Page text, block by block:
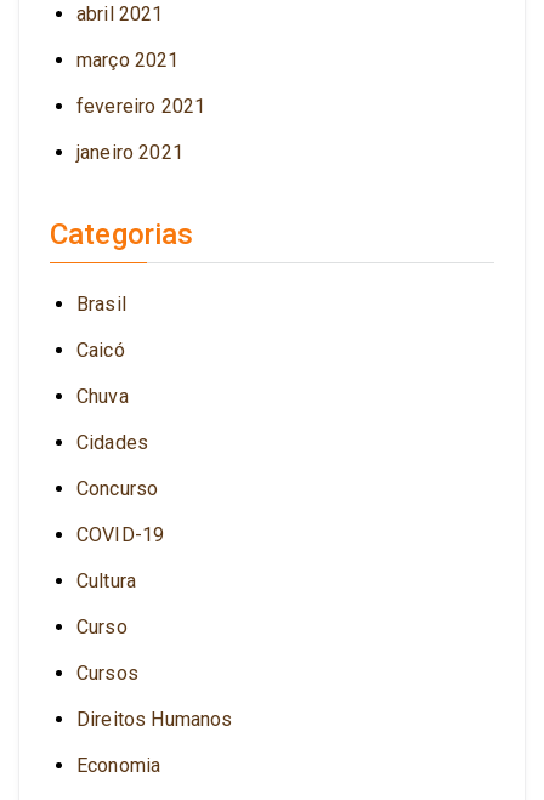
abril 2021
março 2021
fevereiro 2021
janeiro 2021
Categorias
Brasil
Caicó
Chuva
Cidades
Concurso
COVID-19
Cultura
Curso
Cursos
Direitos Humanos
Economia